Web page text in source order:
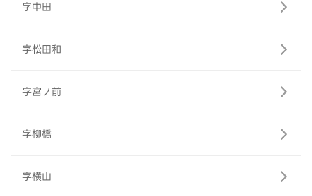
字中田
字松田和
字宮ノ前
字柳橋
字横山